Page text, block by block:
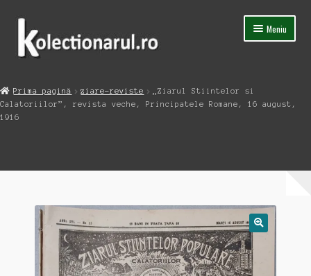
Sari
navigare
Sari
conținut
Meniu
Magazin
Extinde
Blog
Contact
Prima pagină ziare-reviste
„Ziarul Stiintelor si
Calatoriilor”, revista veche, Principatele Romane, 16 august,
1916